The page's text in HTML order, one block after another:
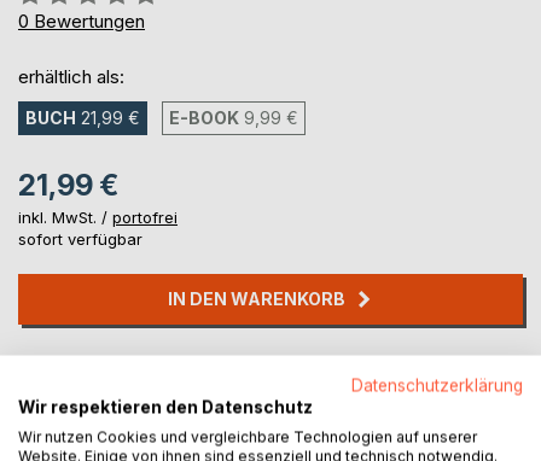
0%
0 Bewertungen
erhältlich als:
BUCH 21,99 € E-BOOK 9,99 €
21,99 €
inkl. MwSt. / portofrei
sofort verfügbar
IN DEN WARENKORB
Titel bewerten
Datenschutzerklärung
Wir respektieren den Datenschutz
Wir nutzen Cookies und vergleichbare Technologien auf unserer
Website. Einige von ihnen sind essenziell und technisch notwendig.